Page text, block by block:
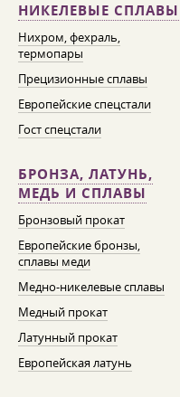
НИКЕЛЕВЫЕ СПЛАВЫ
Нихром, фехраль,
термопары
Прецизионные сплавы
Европейские спецстали
Гост спецстали
БРОНЗА, ЛАТУНЬ,
МЕДЬ И СПЛАВЫ
Бронзовый прокат
Европейские бронзы,
сплавы меди
Медно-никелевые сплавы
Медный прокат
Латунный прокат
Европейская латунь